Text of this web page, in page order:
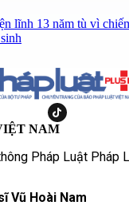
lĩnh 13 năm tù vì
NAM
Pháp Luật Pháp
Vũ Hoài Nam